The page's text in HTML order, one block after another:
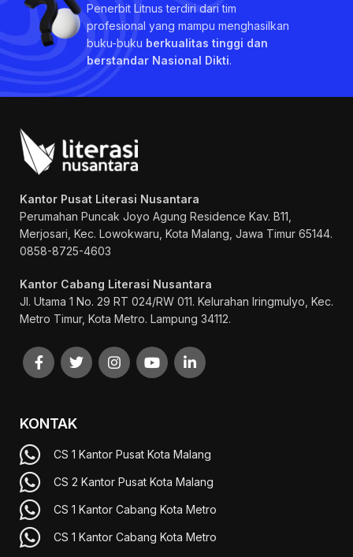
Penerbit Litnus terdiri dari tim
profesional yang mampu menghasilkan
buku-buku berkualitas tinggi dan
berstandar Nasional Dikti.
Kantor Pusat Literasi Nusantara
Perumahan Puncak Joyo Agung Residence Kav. B11,
Merjosari, Kec. Lowokwaru, Kota Malang, Jawa Timur 65144.
0858-8725-4603
Kantor Cabang Literasi Nusantara
Jl. Utama 1 No. 29 RT 024/RW 011. Kelurahan Iringmulyo, Kec.
Metro Timur, Kota Metro. Lampung 34112.
KONTAK
CS 1 Kantor Pusat Kota Malang
CS 2 Kantor Pusat Kota Malang
CS 1 Kantor Cabang Kota Metro
CS 1 Kantor Cabang Kota Metro